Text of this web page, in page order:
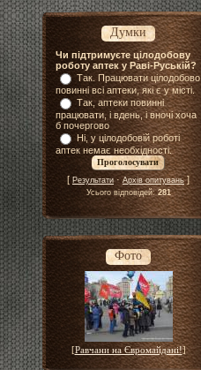
Думки
Чи підтримуєте цілодобову
роботу аптек у Раві-Руській?
Так. Працювати цілодобово
повинні всі аптеки, які є у місті.
Так, аптеки повинні
працювати, і вдень, і вночі хоча
б почергово
Ні, у цілодобовій роботі
аптек немає необхідності.
[ Результати·Архів опитувань]
Усього відповідей:281
Фото
[Равчани на Євромайдані!]